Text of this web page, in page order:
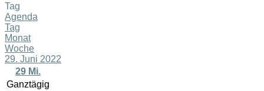
Tag
Agenda
Tag
Monat
Woche
29. Juni 2022
29 Mi.
Ganztägig